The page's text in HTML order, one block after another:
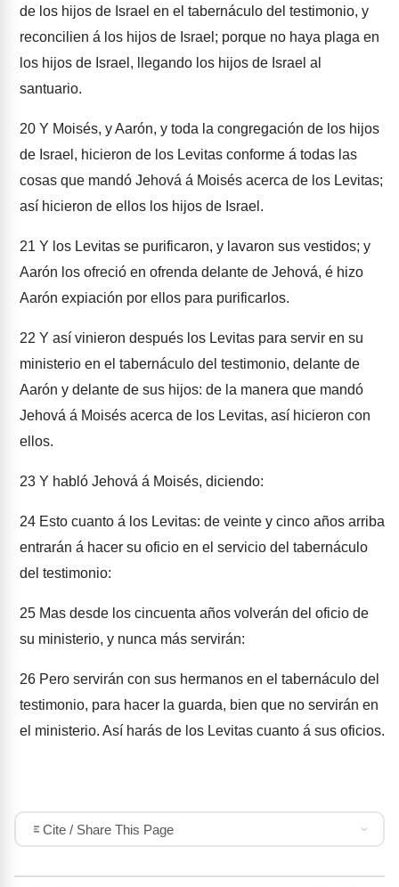
de los hijos de Israel en el tabernáculo del testimonio, y
reconcilien á los hijos de Israel; porque no haya plaga en
los hijos de Israel, llegando los hijos de Israel al
santuario.
20 Y Moisés, y Aarón, y toda la congregación de los hijos
de Israel, hicieron de los Levitas conforme á todas las
cosas que mandó Jehová á Moisés acerca de los Levitas;
así hicieron de ellos los hijos de Israel.
21 Y los Levitas se purificaron, y lavaron sus vestidos; y
Aarón los ofreció en ofrenda delante de Jehová, é hizo
Aarón expiación por ellos para purificarlos.
22 Y así vinieron después los Levitas para servir en su
ministerio en el tabernáculo del testimonio, delante de
Aarón y delante de sus hijos: de la manera que mandó
Jehová á Moisés acerca de los Levitas, así hicieron con
ellos.
23 Y habló Jehová á Moisés, diciendo:
24 Esto cuanto á los Levitas: de veinte y cinco años arriba
entrarán á hacer su oficio en el servicio del tabernáculo
del testimonio:
25 Mas desde los cincuenta años volverán del oficio de
su ministerio, y nunca más servirán:
26 Pero servirán con sus hermanos en el tabernáculo del
testimonio, para hacer la guarda, bien que no servirán en
el ministerio. Así harás de los Levitas cuanto á sus oficios.
Cite / Share This Page